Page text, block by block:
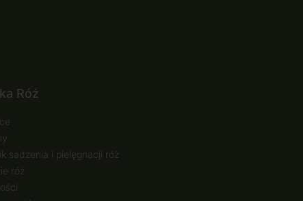
Róż
sadzenia i pielęgnacji róż
róż